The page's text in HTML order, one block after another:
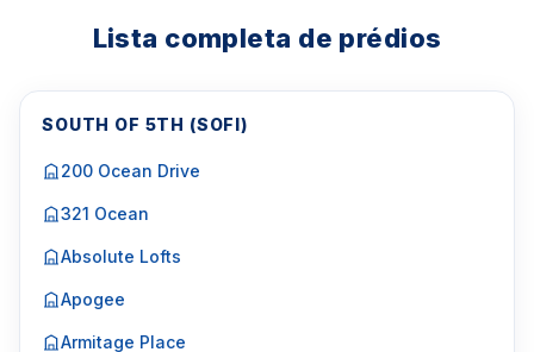
Lista completa de prédios
SOUTH OF 5TH (SOFI)
200 Ocean Drive
321 Ocean
Absolute Lofts
Apogee
Armitage Place